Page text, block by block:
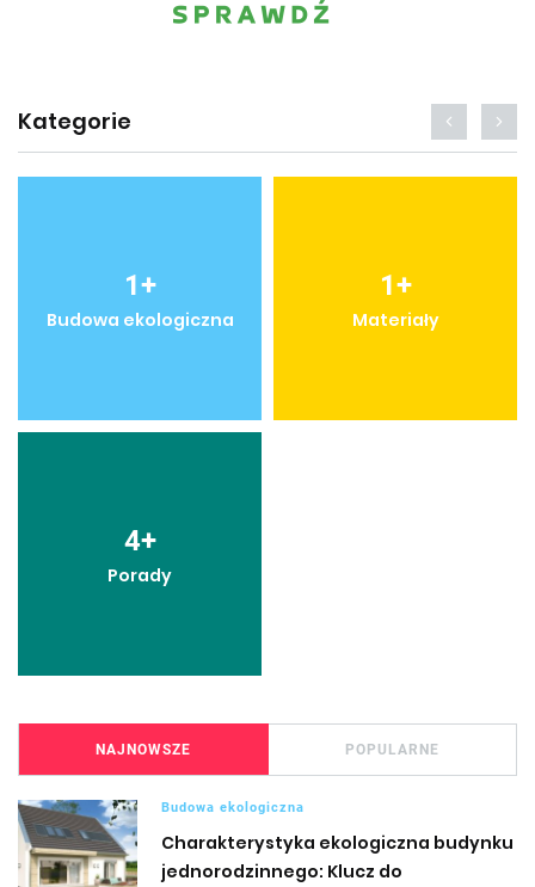
Kategorie
1+
Budowa ekologiczna
1+
Materiały
4+
Porady
NAJNOWSZE POPULARNE
Budowa ekologiczna
Charakterystyka ekologiczna budynku
jednorodzinnego: Klucz do